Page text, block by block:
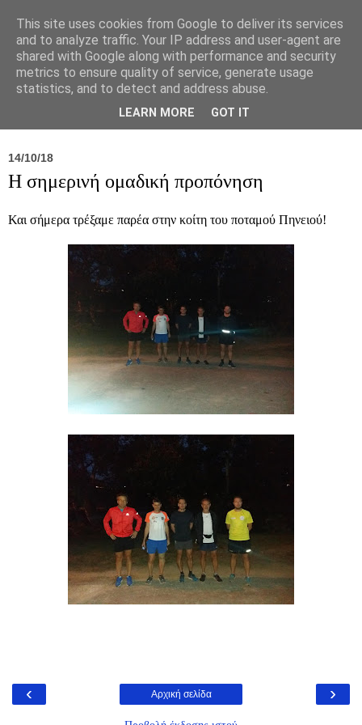
Σύλλογος Ιπποκράτειος
14/10/18
Η σημερινή ομαδική προπόνηση
Και σήμερα τρέξαμε παρέα στην κοίτη του ποταμού Πηνειού!
‹ ›
Αρχική σελίδα
This site uses cookies from Google to deliver its services
and to analyze traffic. Your IP address and user-agent are
shared with Google along with performance and security
metrics to ensure quality of service, generate usage
statistics, and to detect and address abuse.
LEARN MORE GOT IT